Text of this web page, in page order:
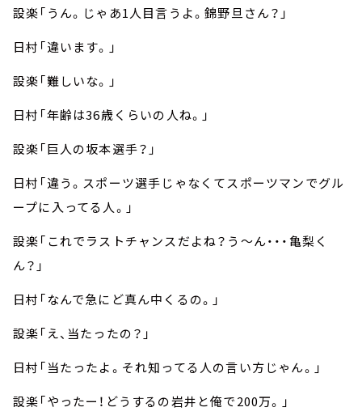
設楽「うん。じゃあ1人目言うよ。錦野旦さん？」
日村「違います。」
設楽「難しいな。」
日村「年齢は36歳くらいの人ね。」
設楽「巨人の坂本選手？」
日村「違う。スポーツ選手じゃなくてスポーツマンでグル
ープに入ってる人。」
設楽「これでラストチャンスだよね？う～ん・・・亀梨く
ん？」
日村「なんで急にど真ん中くるの。」
設楽「え、当たったの？」
日村「当たったよ。それ知ってる人の言い方じゃん。」
設楽「やったー！どうするの岩井と俺で200万。」